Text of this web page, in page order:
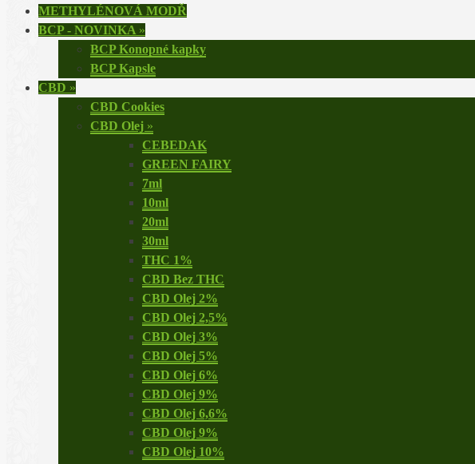
METHYLÉNOVÁ MODŘ
BCP - NOVINKA »
BCP Konopné kapky
BCP Kapsle
CBD »
CBD Cookies
CBD Olej »
CEBEDAK
GREEN FAIRY
7ml
10ml
20ml
30ml
THC 1%
CBD Bez THC
CBD Olej 2%
CBD Olej 2,5%
CBD Olej 3%
CBD Olej 5%
CBD Olej 6%
CBD Olej 9%
CBD Olej 6,6%
CBD Olej 9%
CBD Olej 10%